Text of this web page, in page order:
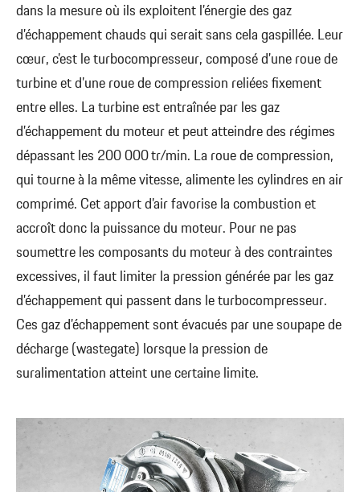
dans la mesure où ils exploitent l’énergie des gaz
d’échappement chauds qui serait sans cela gaspillée. Leur
cœur, c’est le turbocompresseur, composé d’une roue de
turbine et d’une roue de compression reliées fixement
entre elles. La turbine est entraînée par les gaz
d’échappement du moteur et peut atteindre des régimes
dépassant les 200 000 tr/min. La roue de compression,
qui tourne à la même vitesse, alimente les cylindres en air
comprimé. Cet apport d’air favorise la combustion et
accroît donc la puissance du moteur. Pour ne pas
soumettre les composants du moteur à des contraintes
excessives, il faut limiter la pression générée par les gaz
d’échappement qui passent dans le turbocompresseur.
Ces gaz d’échappement sont évacués par une soupape de
décharge (wastegate) lorsque la pression de
suralimentation atteint une certaine limite.